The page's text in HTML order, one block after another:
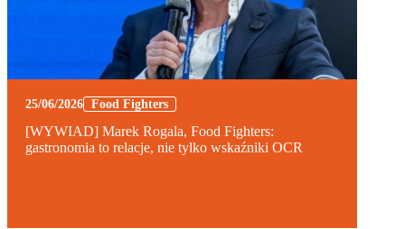
25/06/2026 Food Fighters
[WYWIAD] Marek Rogala, Food Fighters:
gastronomia to relacje, nie tylko wskaźniki OCR